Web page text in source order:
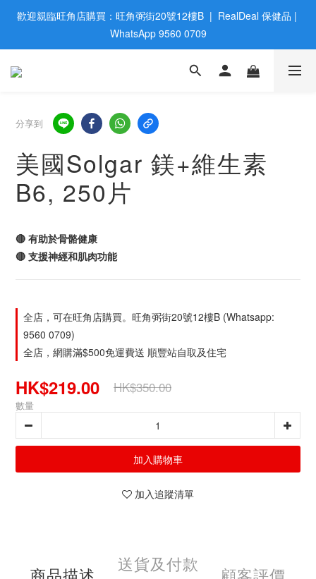
歡迎親臨旺角店購買：旺角弼街20號12樓B  |  RealDeal 保健品 |
WhatsApp 9560 0709
歡迎親臨旺角店購買：旺角弼街20號12樓B  |  RealDeal 保健品 |
WhatsApp 9560 0709
會員大升級 | 於12個月内消費滿$2200，即成爲黃金會員 | 消費滿
網站購買滿$500，免運費送貨 | Free Delivery on HK $500 Online
Order
歡迎親臨旺角店購買：旺角弼街20號12樓B  |  RealDeal 保健品 |
WhatsApp 9560 0709
分享到
美國Solgar 鎂+維生素
B6, 250片
🔴 有助於骨骼健康
🔴 支援神經和肌肉功能
全店，可在旺角店購買。旺角弼街20號12樓B (Whatsapp:
9560 0709)
全店，網購滿$500免運費送 順豐站自取及住宅
HK$219.00 HK$350.00
數量
加入購物車
加入追蹤清單
商品描述
送貨及付款
顧客評價